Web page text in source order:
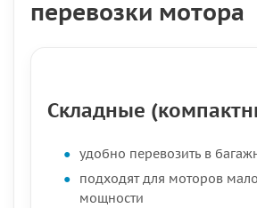
перевозки мотора
Складные
удобно перевозить в
подходят для моторов
мощности